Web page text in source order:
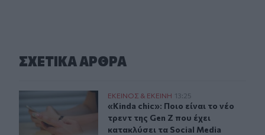
ΣΧΕΤΙΚA AΡΘΡΑ
«Kinda chic»: Ποιο είναι το νέο τρεντ της Gen Z που
ΕΚΕΙΝΟΣ & ΕΚΕΙΝΗ 13:25
«Kinda chic»: Ποιο είναι το νέο
«Kinda chic»: Ποιο είναι το νέο
τρεντ της Gen Z που έχει
κατακλύσει τα Social Media